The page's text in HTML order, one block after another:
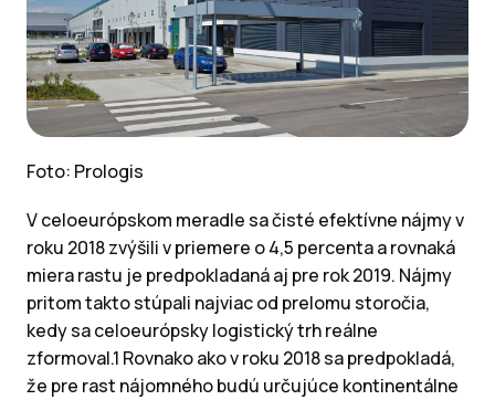
Foto: Prologis
V celoeurópskom meradle sa čisté efektívne nájmy v
roku 2018 zvýšili v priemere o 4,5 percenta a rovnaká
miera rastu je predpokladaná aj pre rok 2019. Nájmy
pritom takto stúpali najviac od prelomu storočia,
kedy sa celoeurópsky logistický trh reálne
zformoval.1 Rovnako ako v roku 2018 sa predpokladá,
že pre rast nájomného budú určujúce kontinentálne